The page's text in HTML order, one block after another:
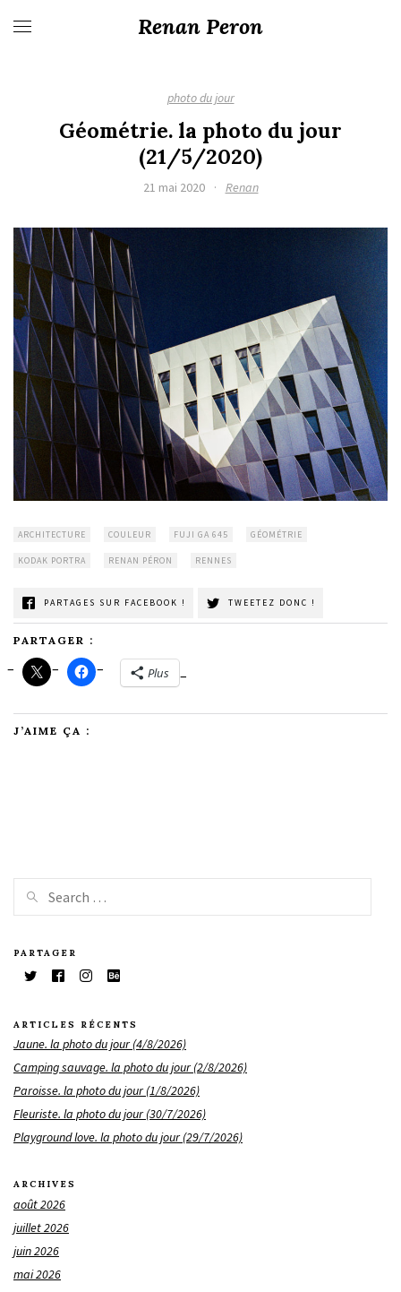
Renan Peron
photo du jour
Géométrie. la photo du jour
(21/5/2020)
21 mai 2020 · Renan
ARCHITECTURE COULEUR FUJI GA 645 GÉOMÉTRIE
KODAK PORTRA RENAN PÉRON RENNES
PARTAGES SUR FACEBOOK ! TWEETEZ DONC !
PARTAGER :
Plus
J’AIME ÇA :
PARTAGER
ARTICLES RÉCENTS
Jaune. la photo du jour (4/8/2026)
Camping sauvage. la photo du jour (2/8/2026)
Paroisse. la photo du jour (1/8/2026)
Fleuriste. la photo du jour (30/7/2026)
Playground love. la photo du jour (29/7/2026)
ARCHIVES
août 2026
juillet 2026
juin 2026
mai 2026